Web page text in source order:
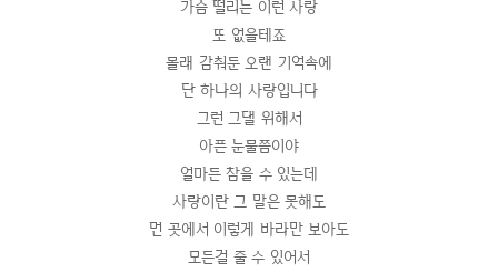
가슴 떨리는 이런 사랑
또 없을테죠
몰래 감춰둔 오랜 기억속에
단 하나의 사랑입니다
그런 그댈 위해서
아픈 눈물쯤이야
얼마든 참을 수 있는데
사랑이란 그 말은 못해도
먼 곳에서 이렇게 바라만 보아도
모든걸 줄 수 있어서